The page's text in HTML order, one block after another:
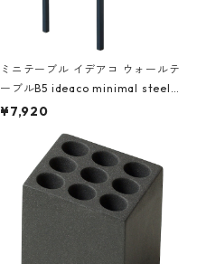
ミニテーブル イデアコ ウォールテ
ーブルB5 ideaco minimal steel f
urniture WALL Table B5 ネイビー
¥7,920